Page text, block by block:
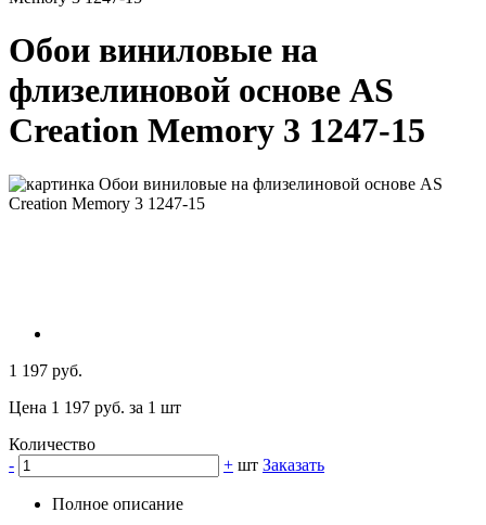
Обои виниловые на
флизелиновой основе AS
Creation Memory 3 1247-15
1 197 руб.
Цена 1 197 руб. за 1 шт
Количество
-
+ шт Заказать
Полное описание